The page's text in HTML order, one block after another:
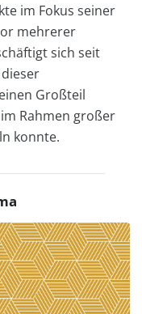
im Fokus seiner
mehrerer
sich seit
Großteil
Rahmen großer
konnte.